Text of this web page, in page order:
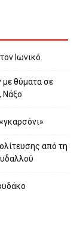
Ιωνικό
θύματα σε
Νάξο
από τη